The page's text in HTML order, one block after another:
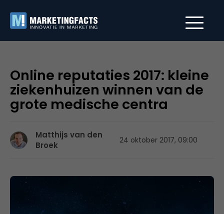
Online reputaties 2017: kleine
ziekenhuizen winnen van de
grote medische centra
Matthijs van den
Broek
24 oktober 2017, 09:00